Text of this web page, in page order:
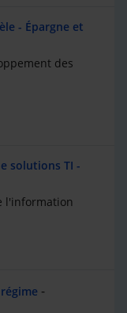
- Épargne et
des
solutions TI -
l'information